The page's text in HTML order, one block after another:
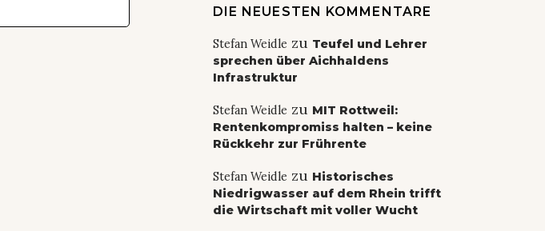
DIE NEUESTEN KOMMENTARE
Stefan Weidle zu Teufel und Lehrer
sprechen über Aichhaldens
Infrastruktur
Stefan Weidle zu MIT Rottweil:
Rentenkompromiss halten – keine
Rückkehr zur Frührente
Stefan Weidle zu Historisches
Niedrigwasser auf dem Rhein trifft
die Wirtschaft mit voller Wucht